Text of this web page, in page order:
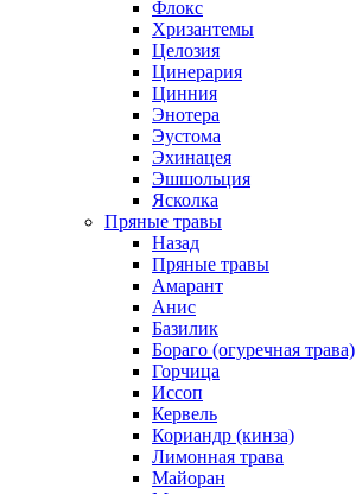
Флокс
Хризантемы
Целозия
Цинерария
Цинния
Энотера
Эустома
Эхинацея
Эшшольция
Ясколка
Пряные травы
Назад
Пряные травы
Амарант
Анис
Базилик
Бораго (огуречная трава)
Горчица
Иссоп
Кервель
Кориандр (кинза)
Лимонная трава
Майоран